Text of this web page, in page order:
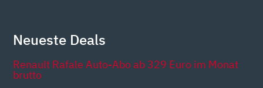
Neueste Deals
Renault Rafale Auto-Abo ab 329 Euro im Monat
brutto